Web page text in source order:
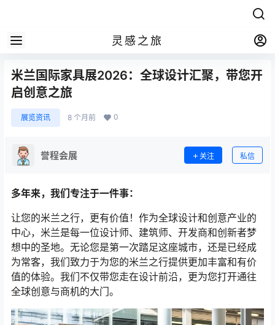
灵感之旅
米兰国际家具展2026：全球设计汇聚，带您开
启创意之旅
展览资讯 8 个月前 0
誉程会展 关注 私信
多年来，我们专注于一件事：
让您的米兰之行，更有价值！作为全球设计和创意产业的
中心，米兰是每一位设计师、建筑师、开发商和创新者梦
想中的圣地。无论您是第一次踏足这座城市，还是已经成
为常客，我们致力于为您的米兰之行提供更加丰富和有价
值的体验。我们不仅带您走在设计前沿，更为您打开通往
全球创意与商机的大门。